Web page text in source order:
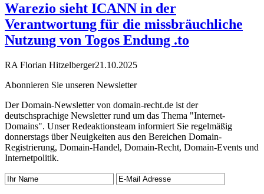
Warezio sieht ICANN in der
Verantwortung für die missbräuchliche
Nutzung von Togos Endung .to
RA Florian Hitzelberger21.10.2025
Abonnieren Sie unseren Newsletter
Der Domain-Newsletter von domain-recht.de ist der
deutschsprachige Newsletter rund um das Thema "Internet-
Domains". Unser Redeaktionsteam informiert Sie regelmäßig
donnerstags über Neuigkeiten aus den Bereichen Domain-
Registrierung, Domain-Handel, Domain-Recht, Domain-Events und
Internetpolitik.